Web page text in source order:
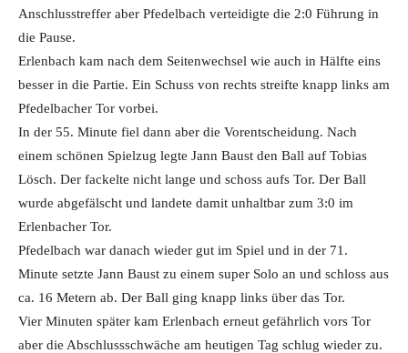
Anschlusstreffer aber Pfedelbach verteidigte die 2:0 Führung in
die Pause.
Erlenbach kam nach dem Seitenwechsel wie auch in Hälfte eins
besser in die Partie. Ein Schuss von rechts streifte knapp links am
Pfedelbacher Tor vorbei.
In der 55. Minute fiel dann aber die Vorentscheidung. Nach
einem schönen Spielzug legte Jann Baust den Ball auf Tobias
Lösch. Der fackelte nicht lange und schoss aufs Tor. Der Ball
wurde abgefälscht und landete damit unhaltbar zum 3:0 im
Erlenbacher Tor.
Pfedelbach war danach wieder gut im Spiel und in der 71.
Minute setzte Jann Baust zu einem super Solo an und schloss aus
ca. 16 Metern ab. Der Ball ging knapp links über das Tor.
Vier Minuten später kam Erlenbach erneut gefährlich vors Tor
aber die Abschlussschwäche am heutigen Tag schlug wieder zu.